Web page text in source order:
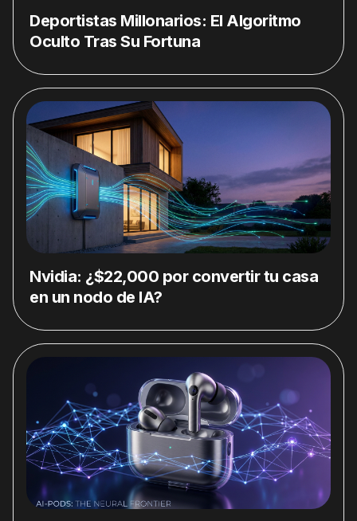
Deportistas Millonarios: El Algoritmo
Oculto Tras Su Fortuna
Nvidia: ¿$22,000 por convertir tu casa
en un nodo de IA?